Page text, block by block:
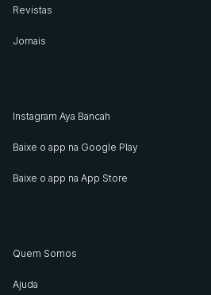
Revistas
Jornais
Instagram Aya Bancah
Baixe o app na Google Play
Baixe o app na App Store
Quem Somos
Ajuda